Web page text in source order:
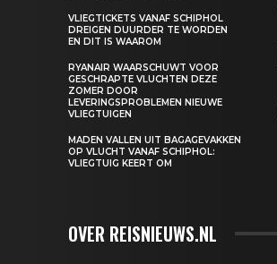
VLIEGTICKETS VANAF SCHIPHOL
DREIGEN DUURDER TE WORDEN
EN DIT IS WAAROM
RYANAIR WAARSCHUWT VOOR
GESCHRAPTE VLUCHTEN DEZE
ZOMER DOOR
LEVERINGSPROBLEMEN NIEUWE
VLIEGTUIGEN
MADEN VALLEN UIT BAGAGEVAKKEN
OP VLUCHT VANAF SCHIPHOL:
VLIEGTUIG KEERT OM
OVER REISNIEUWS.NL